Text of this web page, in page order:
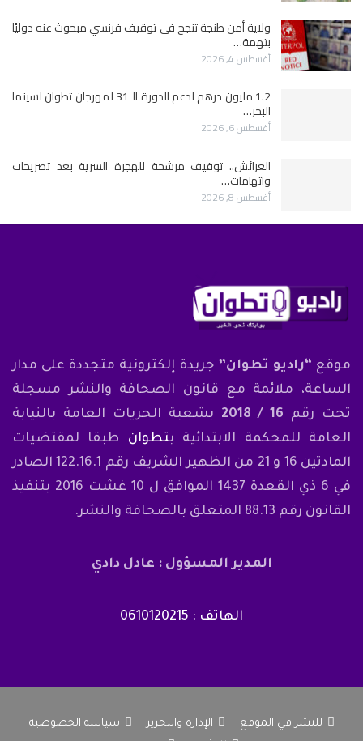
ولاية أمن طنجة تنجح في توقيف فرنسي مبحوث عنه دوليًا
بتهمة…
أغسطس 4, 2026
1.2 مليون درهم لدعم الدورة الـ31 لمهرجان تطوان لسينما
البحر…
أغسطس 6, 2026
العرائش.. توقيف مرشحة للهجرة السرية بعد تصريحات
واتهامات…
أغسطس 8, 2026
موقع “راديو تطوان” جريدة إلكترونية متجددة على مدار
الساعة، ملائمة مع قانون الصحافة والنشر مسجلة
تحت رقم 16 / 2018
بشعبة الحريات العامة بالنيابة
العامة للمحكمة الابتدائية بتطوان طبقا لمقتضيات
المادتين 16 و 21 من الظهير الشريف رقم 122.16.1 الصادر
في 6 ذي القعدة 1437 الموافق ل 10 غشت 2016 بتنفيذ
القانون رقم 88.13 المتعلق بالصحافة والنشر.
المدير المسؤول : عادل دادي
الهاتف : 0610120215
للنشر في الموقع الإدارة والتحرير
سياسة الخصوصية